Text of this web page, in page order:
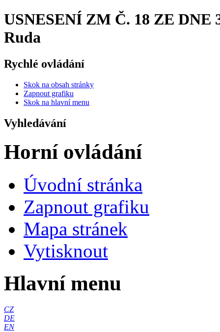
USNESENÍ ZM Č. 18 ZE DNE
Ruda
Rychlé ovládání
Skok na obsah stránky
Zapnout grafiku
Skok na hlavní menu
Vyhledávání
Horní ovládání
Úvodní stránka
Zapnout grafiku
Mapa stránek
Vytisknout
Hlavní menu
CZ
DE
EN